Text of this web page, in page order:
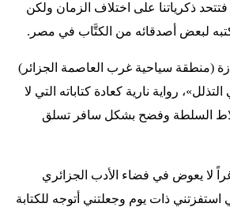
فتتحد ذكرياتنا على اختلاف الزمان ولكن
لبعض أصدقائه من الكتَّاب في مصر.
(منطقة سياحية غرب العاصمة الجزائر)
رواية نارية كعادة كتاباته التي لا
السلطة وفضح بشكل سافر تسلق
لا يعوض في فضاء الأدب الجزائري
ذات يوم وجعلتني أتوجه للكتابة